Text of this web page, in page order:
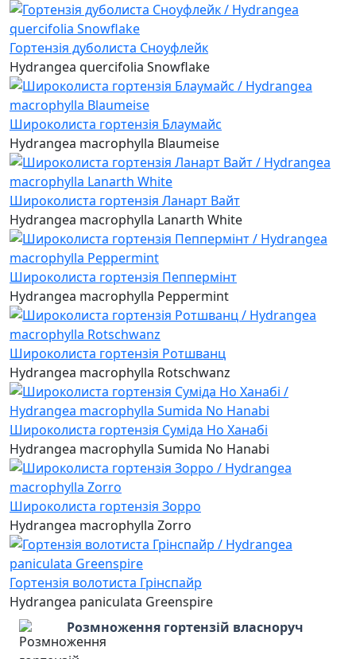
Гортензія дуболиста Сноуфлейк
Hydrangea quercifolia Snowflake
Широколиста гортензія Блаумайс
Hydrangea macrophylla Blaumeise
Широколиста гортензія Ланарт Вайт
Hydrangea macrophylla Lanarth White
Широколиста гортензія Пеппермінт
Hydrangea macrophylla Peppermint
Широколиста гортензія Ротшванц
Hydrangea macrophylla Rotschwanz
Широколиста гортензія Суміда Но Ханабі
Hydrangea macrophylla Sumida No Hanabi
Широколиста гортензія Зорро
Hydrangea macrophylla Zorro
Гортензія волотиста Грінспайр
Hydrangea paniculata Greenspire
Розмноження гортензій власноруч